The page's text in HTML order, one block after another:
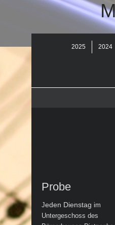
2025 2024
Probe
Jeden Dienstag im
Untergeschoss des